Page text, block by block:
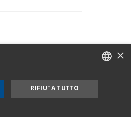
ITALIAN
ENGLISH
×
RIFIUTA TUTTO